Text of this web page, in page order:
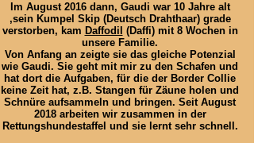
Im August 2016 dann, Gaudi war 10 Jahre alt
,sein Kumpel Skip (Deutsch Drahthaar) grade
verstorben, kam Daffodil (Daffi) mit 8 Wochen in
unsere Familie.
Von Anfang an zeigte sie das gleiche Potenzial
wie Gaudi. Sie geht mit mir zu den Schafen und
hat dort die Aufgaben, für die der Border Collie
keine Zeit hat, z.B. Stangen für Zäune holen und
Schnüre aufsammeln und bringen. Seit August
2018 arbeiten wir zusammen in der
Rettungshundestaffel und sie lernt sehr schnell.